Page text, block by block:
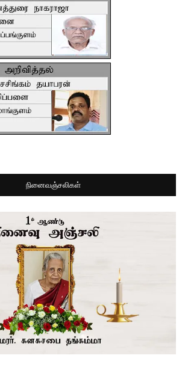
நினைவஞ்சலிகள்